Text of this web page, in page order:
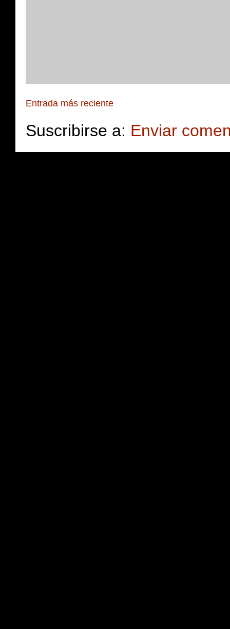
Entrada más reciente
Suscribirse a: Enviar